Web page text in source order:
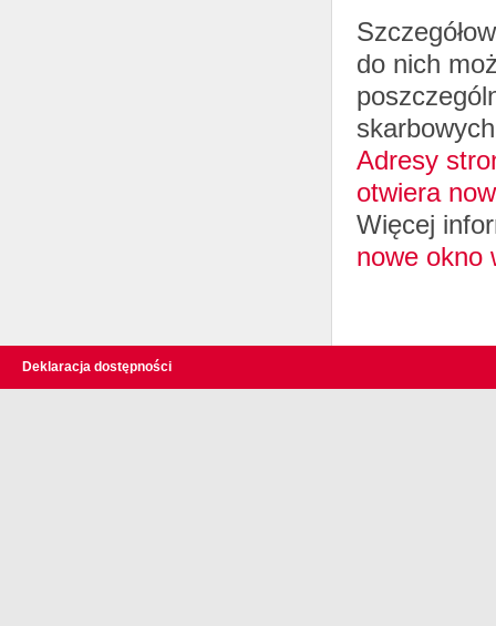
do nich
Adresy
otwiera
Więcej
nowe okno
Deklaracja dostępności